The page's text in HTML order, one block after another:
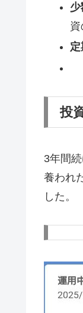
少
資
投
3年間
養われ
した。